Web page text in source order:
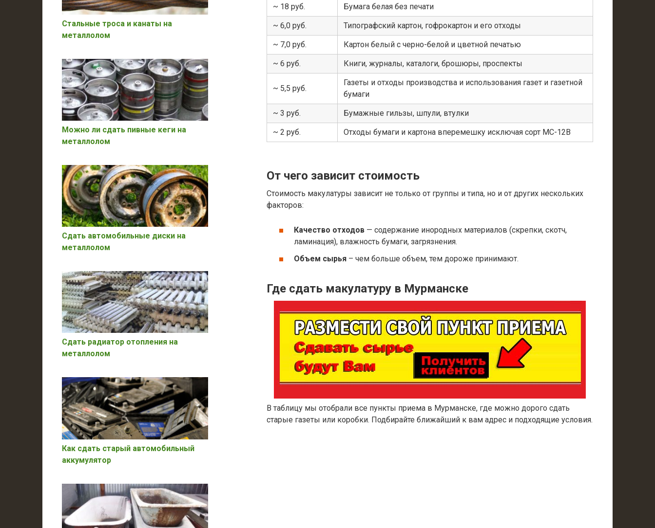
~ 18 руб. Бумага белая без печати
~ 6,0 руб. Типографский картон, гофрокартон и его отходы
~ 7,0 руб. Картон белый с черно-белой и цветной печатью
~ 6 руб. Книги, журналы, каталоги, брошюры, проспекты
~ 5,5 руб.
Газеты и отходы производства и использования газет и газетной
бумаги
~ 3 руб. Бумажные гильзы, шпули, втулки
~ 2 руб. Отходы бумаги и картона вперемешку исключая сорт МС-12В
От чего зависит стоимость
Стоимость макулатуры зависит не только от группы и типа, но и от других нескольких
факторов:
Качество отходов — содержание инородных материалов (скрепки, скотч,
ламинация), влажность бумаги, загрязнения.
Объем сырья – чем больше объем, тем дороже принимают.
Где сдать макулатуру в Мурманске
В таблицу мы отобрали все пункты приема в Мурманске, где можно дорого сдать
старые газеты или коробки. Подбирайте ближайший к вам адрес и подходящие условия.
Стальные троса и канаты на
металлолом
Можно ли сдать пивные кеги на
металлолом
Сдать автомобильные диски на
металлолом
Сдать радиатор отопления на
металлолом
Как сдать старый автомобильный
аккумулятор